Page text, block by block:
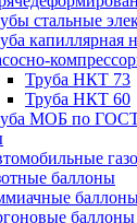
стальные
капиллярная
Труба НКТ 73
Труба НКТ 60
МОБ по ГОСТ
баллоны
баллоны